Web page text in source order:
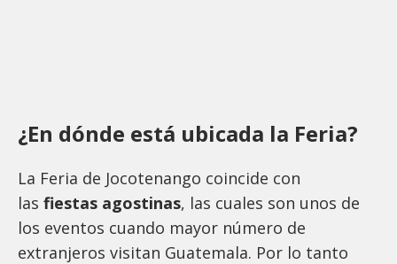
¿En dónde está ubicada la Feria?
La Feria de Jocotenango coincide con
las fiestas agostinas, las cuales son unos de
los eventos cuando mayor número de
extranjeros visitan Guatemala. Por lo tanto